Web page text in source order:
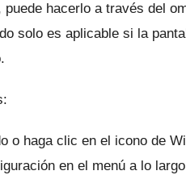
hacerlo a través del
solo es aplicable si la
o haga clic en el icono de
en el menú a lo